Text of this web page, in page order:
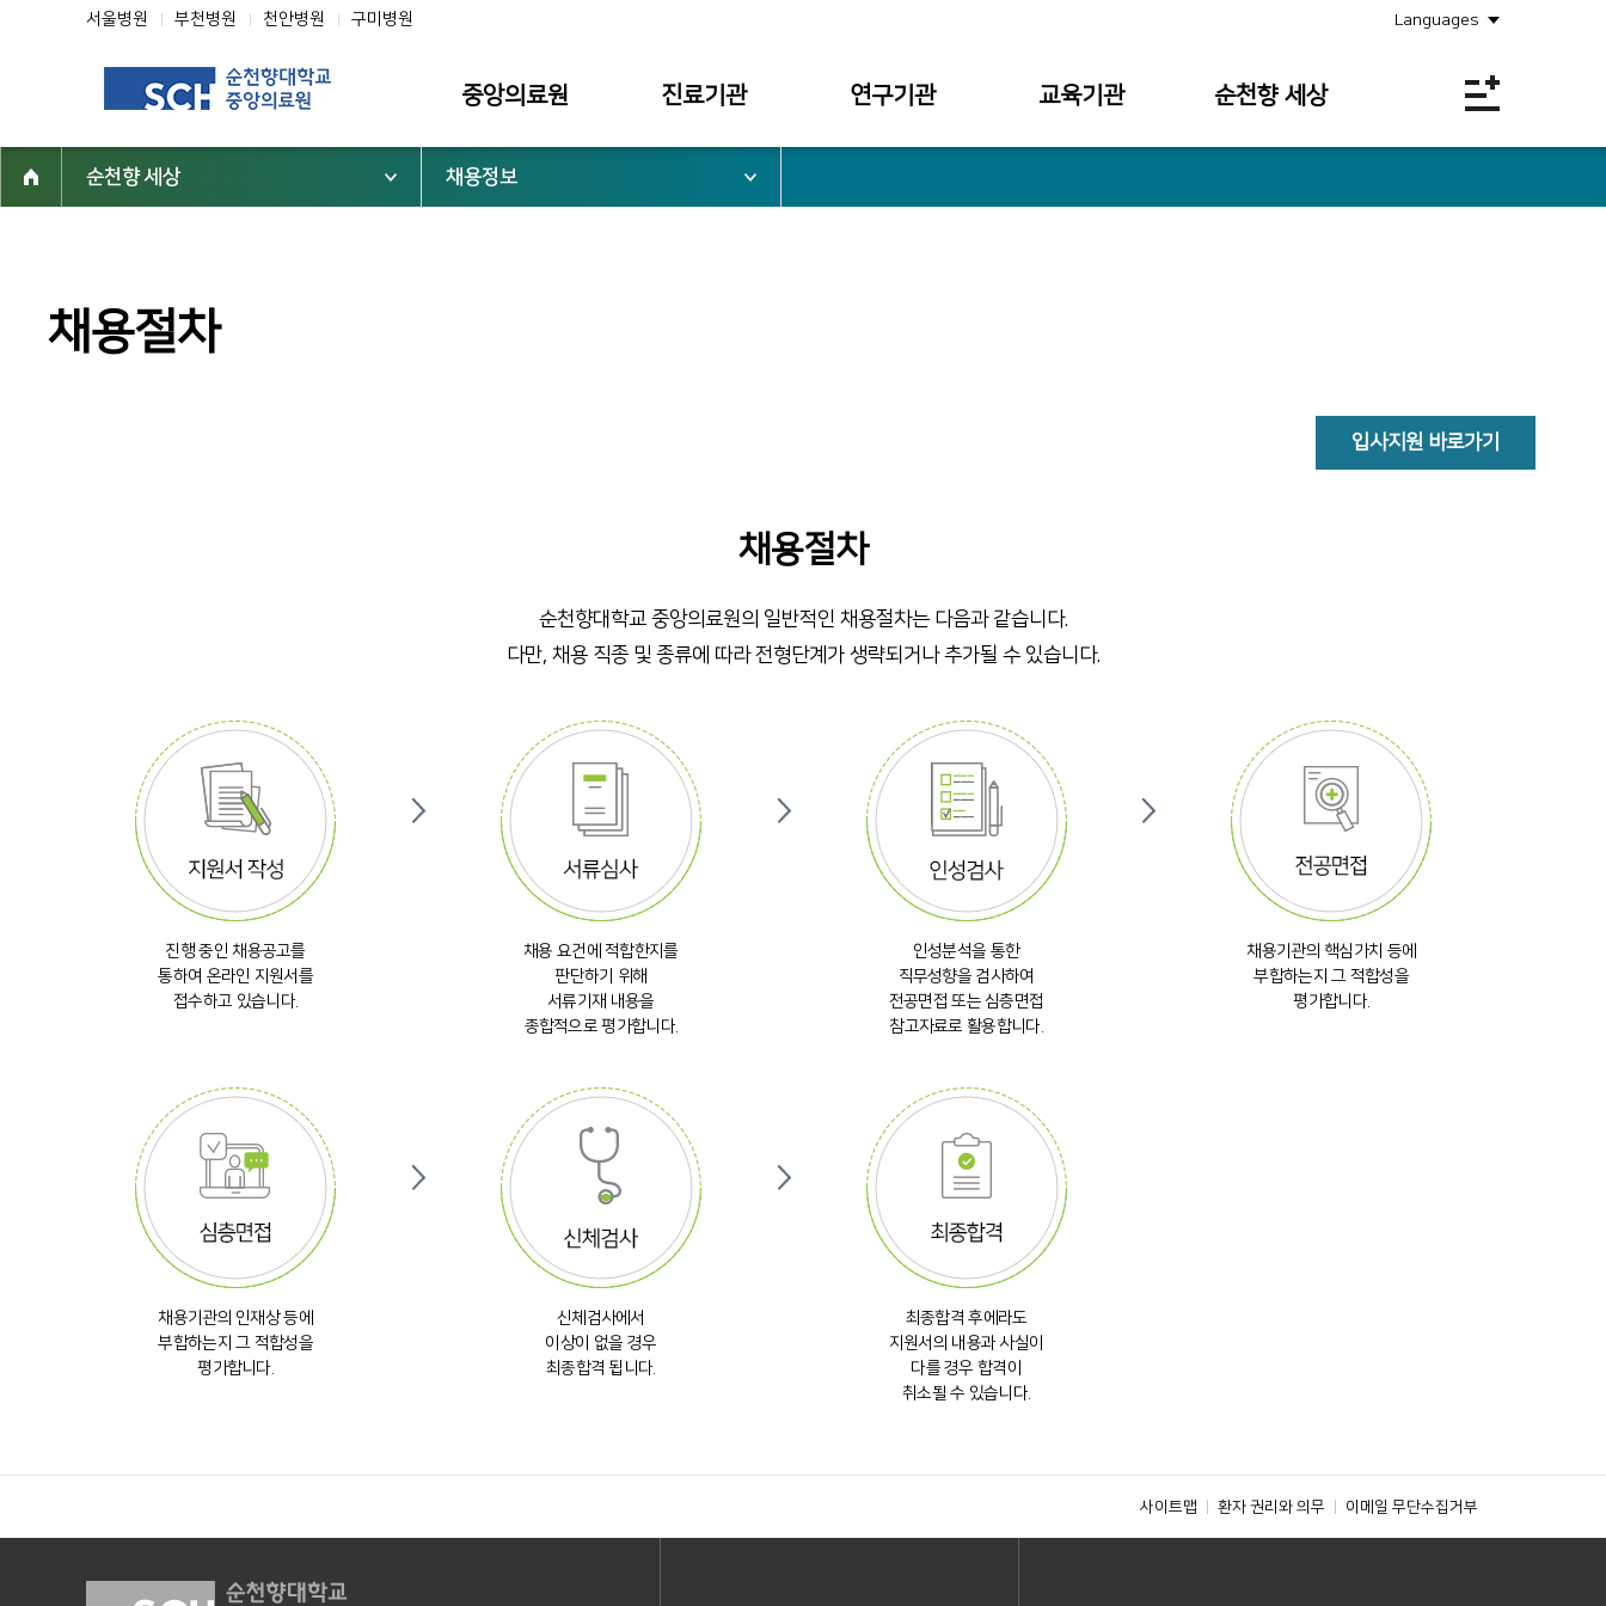
서울병원 부천병원 천안병원 구미병원 Languages
중앙의료원
소개
진료기관
서울병원
연구기관
대학부설
교육기관
대학
순천향 세상
공지사항
순천향 세상 채용정보
채용절차
입사지원 바로가기
채용절차
순천향대학교 중앙의료원의 일반적인 채용절차는 다음과 같습니다.
다만, 채용 직종 및 종류에 따라 전형단계가 생략되거나 추가될 수 있습니다.
진행 중인 채용공고를
통하여 온라인 지원서를
접수하고 있습니다.
채용 요건에 적합한지를
판단하기 위해
서류기재 내용을
종합적으로 평가합니다.
인성분석을 통한
직무성향을 검사하여
전공면접 또는 심층면접
참고자료로 활용합니다.
채용기관의 핵심가치 등에
부합하는지 그 적합성을
평가합니다.
채용기관의 인재상 등에
부합하는지 그 적합성을
평가합니다.
신체검사에서
이상이 없을 경우
최종합격 됩니다.
최종합격 후에라도
지원서의 내용과 사실이
다를 경우 합격이
취소될 수 있습니다.
사이트맵 환자 권리와 의무 이메일 무단수집거부